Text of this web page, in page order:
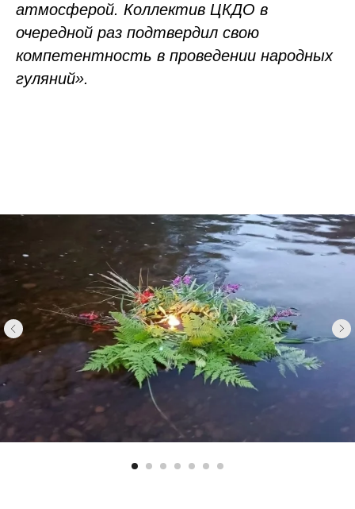
атмосферой. Коллектив ЦКДО в
очередной раз подтвердил свою
компетентность в проведении народных
гуляний».